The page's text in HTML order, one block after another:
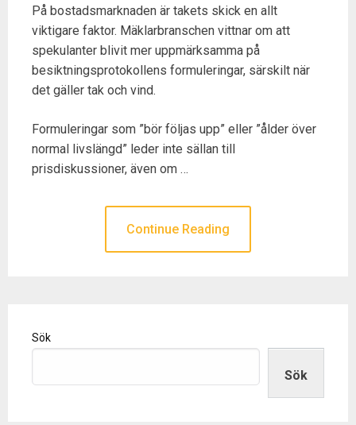
På bostadsmarknaden är takets skick en allt
viktigare faktor. Mäklarbranschen vittnar om att
spekulanter blivit mer uppmärksamma på
besiktningsprotokollens formuleringar, särskilt när
det gäller tak och vind.
Formuleringar som ”bör följas upp” eller ”ålder över
normal livslängd” leder inte sällan till
prisdiskussioner, även om …
Continue Reading
Sök
Sök